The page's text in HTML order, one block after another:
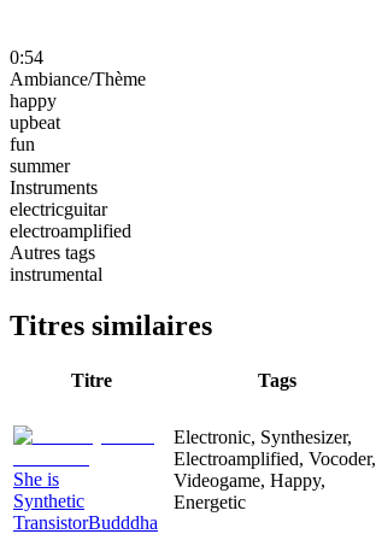
0:54
Ambiance/Thème
happy
upbeat
fun
summer
Instruments
electricguitar
electroamplified
Autres tags
instrumental
Titres similaires
Titre Tags
She is
Synthetic
TransistorBudddha
Electronic, Synthesizer,
Electroamplified, Vocoder,
Videogame, Happy,
Energetic